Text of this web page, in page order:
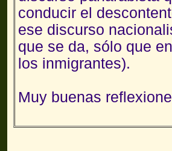
conducir el
ese discurso
que se da, sólo que
los inmigrantes).
Muy buenas